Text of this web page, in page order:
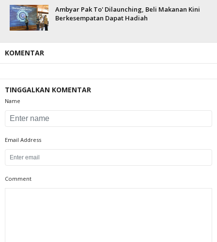
Ambyar Pak To' Dilaunching, Beli Makanan Kini
Berkesempatan Dapat Hadiah
KOMENTAR
TINGGALKAN KOMENTAR
Name
Email Address
Comment